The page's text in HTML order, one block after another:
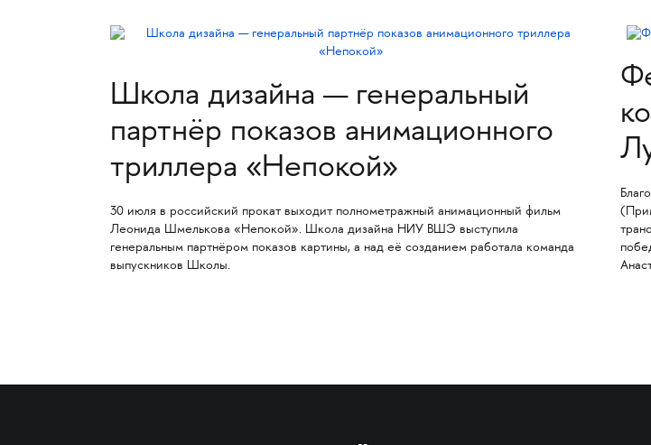
Школа дизайна — генеральный
партнёр показов анимационного
триллера «Непокой»
30 июля в российский прокат выходит полнометражный анимационный фильм
Леонида Шмелькова «Непокой». Школа дизайна НИУ ВШЭ выступила
генеральным партнёром показов картины, а над её созданием работала команда
выпускников Школы.